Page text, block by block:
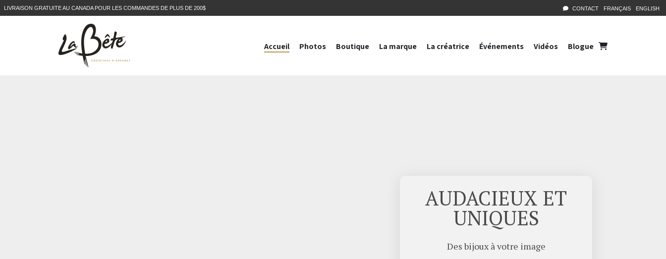
LIVRAISON GRATUITE AU CANADA POUR LES COMMANDES DE PLUS DE 200$ CONTACT FRANÇAIS ENGLISH
Accueil Photos Boutique La marque La créatrice Événements Vidéos Blogue
AUDACIEUX ET
UNIQUES
Des bijoux à votre image